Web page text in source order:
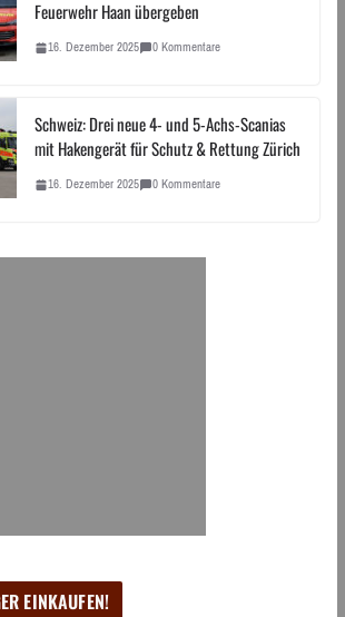
Feuerwehr Haan übergeben
16. Dezember 2025 0 Kommentare
Schweiz: Drei neue 4- und 5-Achs-Scanias
mit Hakengerät für Schutz & Rettung Zürich
16. Dezember 2025 0 Kommentare
EINKAUFEN!